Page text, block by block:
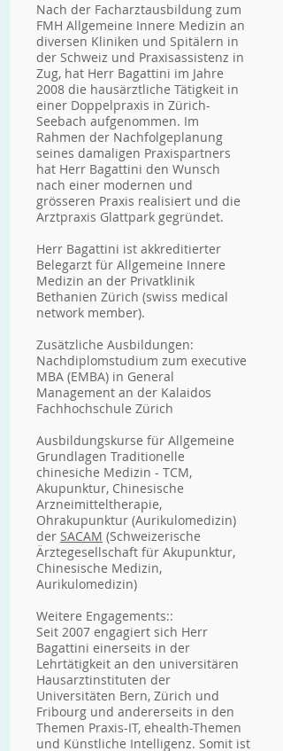
Nach der Facharztausbildung zum
FMH Allgemeine Innere Medizin an
diversen Kliniken und Spitälern in
der Schweiz und Praxisassistenz in
Zug, hat Herr Bagattini im Jahre
2008 die hausärztliche Tätigkeit in
einer Doppelpraxis in Zürich-
Seebach aufgenommen. Im
Rahmen der Nachfolgeplanung
seines damaligen Praxispartners
hat Herr Bagattini den Wunsch
nach einer modernen und
grösseren Praxis realisiert und die
Arztpraxis Glattpark gegründet.
Herr Bagattini ist akkreditierter
Belegarzt für Allgemeine Innere
Medizin an der Privatklinik
Bethanien Zürich (swiss medical
network member).
Zusätzliche Ausbildungen:
Nachdiplomstudium zum executive
MBA (EMBA) in General
Management an der Kalaidos
Fachhochschule Zürich
Ausbildungskurse für Allgemeine
Grundlagen Traditionelle
chinesiche Medizin - TCM,
Akupunktur, Chinesische
Arzneimitteltherapie,
Ohrakupunktur (Aurikulomedizin)
der SACAM (Schweizerische
Ärztegesellschaft für Akupunktur,
Chinesische Medizin,
Aurikulomedizin)
Weitere Engagements::
Seit 2007 engagiert sich Herr
Bagattini einerseits in der
Lehrtätigkeit an den universitären
Hausarztinstituten der
Universitäten Bern, Zürich und
Fribourg und andererseits in den
Themen Praxis-IT, ehealth-Themen
und Künstliche Intelligenz. Somit ist